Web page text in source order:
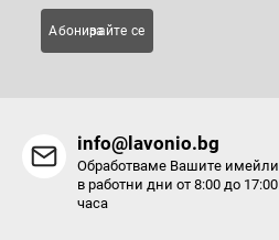
Абонирайте се за
info@lavonio.bg
Обработваме Вашите имейли
в работни дни от 8:00 до 17:00
часа